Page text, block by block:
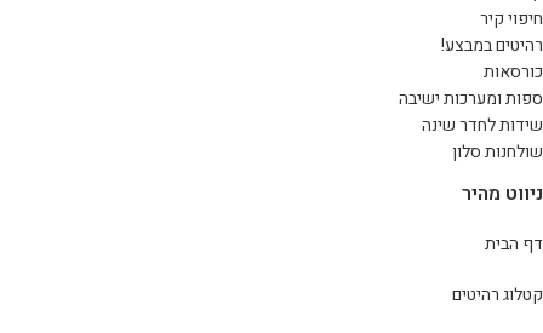
חיפוי קיר
רהיטים במבצע!
כורסאות
ספות ומערכות ישיבה
שידות לחדר שינה
שולחנות סלון
ניווט מהיר
דף הבית
קטלוג רהיטים